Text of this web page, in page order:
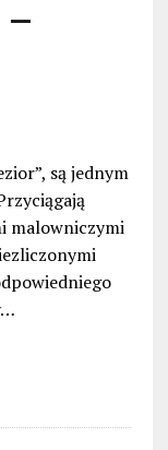
–
są jednym
malowniczymi